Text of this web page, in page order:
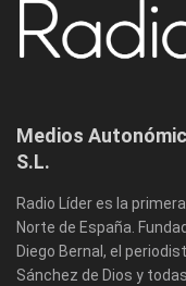
Medios
S.L.
Radio Líder es la
Norte de España.
Diego Bernal, el
Sánchez de Dios y